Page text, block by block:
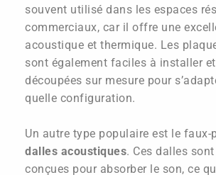
souvent utilisé dans les espaces
commerciaux, car il offre une
acoustique et thermique. Les
sont également faciles à installer
découpées sur mesure pour
quelle configuration.
Un autre type populaire est le faux-
dalles acoustiques. Ces dalles
conçues pour absorber le son, ce